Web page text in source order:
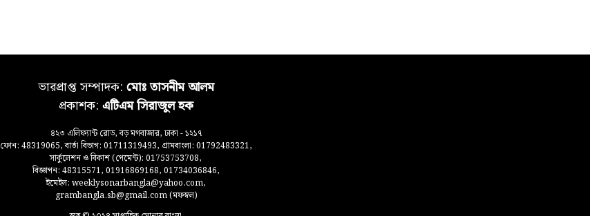
ভারপ্রাপ্ত সম্পাদক: মোঃ তাসনীম আলম
প্রকাশক: এটিএম সিরাজুল হক
৪২৩ এলিফ্যান্ট রোড, বড় মগবাজার, ঢাকা - ১২১৭
ফোন: 48319065, বার্তা বিভাগ: 01711319493, গ্রামবাংলা: 01792483321,
সার্কুলেশন ও বিকাশ (পেমেন্ট): 01753753708,
বিজ্ঞাপন: 48315571, 01916869168, 01734036846,
ইমেইল: weeklysonarbangla@yahoo.com,
grambangla.sb@gmail.com (মফস্বল)